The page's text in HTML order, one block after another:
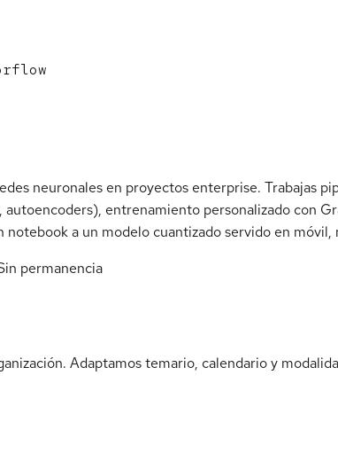
neuronales en proyectos enterprise. Trabajas
entrenamiento personalizado con
a un modelo cuantizado servido en móvil,
permanencia
Adaptamos temario, calendario y